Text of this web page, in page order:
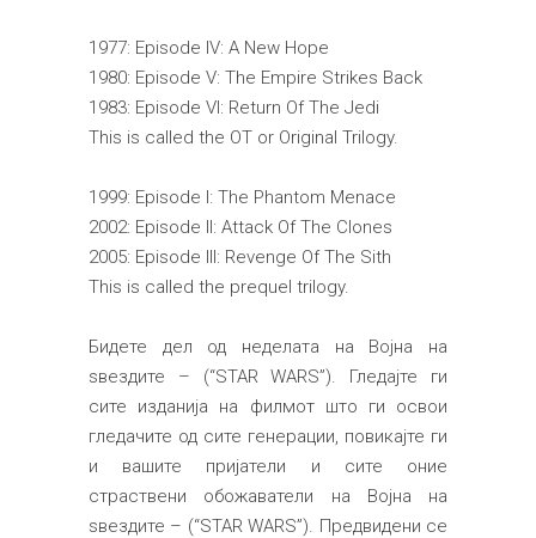
1977: Episode IV: A New Hope
1980: Episode V: The Empire Strikes Back
1983: Episode VI: Return Of The Jedi
This is called the OT or Original Trilogy.
1999: Episode I: The Phantom Menace
2002: Episode II: Attack Of The Clones
2005: Episode III: Revenge Of The Sith
This is called the prequel trilogy.
Бидете дел од неделата на Војна на
ѕвездите – (“STAR WARS”). Гледајте ги
сите изданија на филмот што ги освои
гледачите од сите генерации, повикајте ги
и вашите пријатели и сите оние
страствени обожаватели на Војна на
ѕвездите – (“STAR WARS”). Предвидени се